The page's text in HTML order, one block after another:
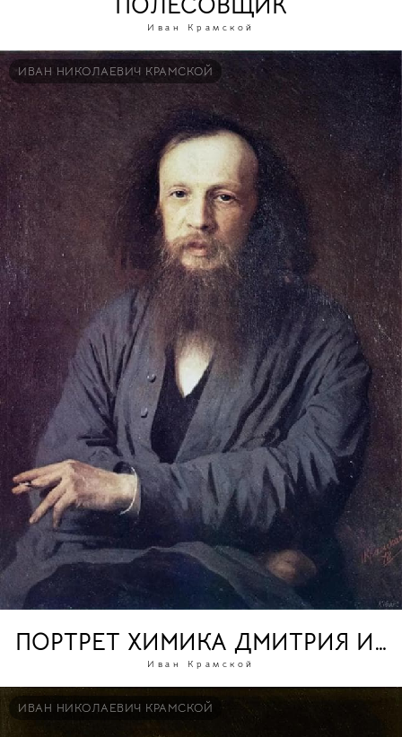
Иван Крамской
ИВАН НИКОЛАЕВИЧ КРАМСКОЙ
ПОРТРЕТ ХИМИКА ДМИТРИЯ
Иван Крамской
ИВАН НИКОЛАЕВИЧ КРАМСКОЙ